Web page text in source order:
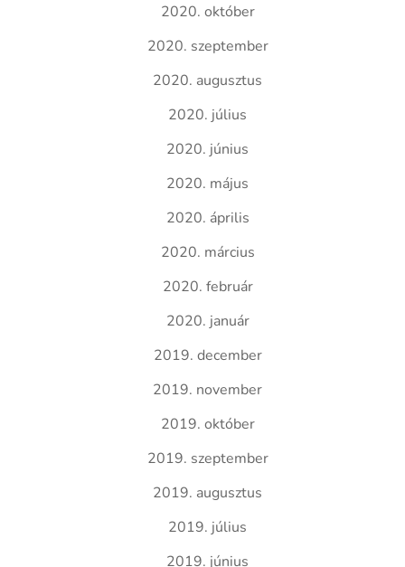
2020. október
2020. szeptember
2020. augusztus
2020. július
2020. június
2020. május
2020. április
2020. március
2020. február
2020. január
2019. december
2019. november
2019. október
2019. szeptember
2019. augusztus
2019. július
2019. június